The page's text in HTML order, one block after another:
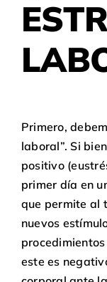
Primero,
laboral”. Si
positivo
primer día en
que permite al
nuevos
este es